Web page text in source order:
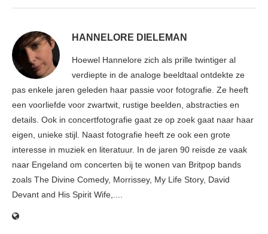
HANNELORE DIELEMAN
Hoewel Hannelore zich als prille twintiger al
verdiepte in de analoge beeldtaal ontdekte ze
pas enkele jaren geleden haar passie voor fotografie. Ze heeft
een voorliefde voor zwartwit, rustige beelden, abstracties en
details. Ook in concertfotografie gaat ze op zoek gaat naar haar
eigen, unieke stijl. Naast fotografie heeft ze ook een grote
interesse in muziek en literatuur. In de jaren 90 reisde ze vaak
naar Engeland om concerten bij te wonen van Britpop bands
zoals The Divine Comedy, Morrissey, My Life Story, David
Devant and His Spirit Wife,....